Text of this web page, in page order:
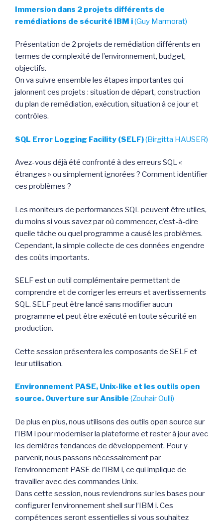
Immersion dans 2 projets différents de
remédiations de sécurité IBM i(Guy Marmorat)
Présentation de 2 projets de remédiation différents en
termes de complexité de l’environnement, budget,
objectifs.
On va suivre ensemble les étapes importantes qui
jalonnent ces projets : situation de départ, construction
du plan de remédiation, exécution, situation à ce jour et
contrôles.
SQL Error Logging Facility (SELF)(Birgitta HAUSER)
Avez-vous déjà été confronté à des erreurs SQL «
étranges » ou simplement ignorées ? Comment identifier
ces problèmes ?
Les moniteurs de performances SQL peuvent être utiles,
du moins si vous savez par où commencer, c’est-à-dire
quelle tâche ou quel programme a causé les problèmes.
Cependant, la simple collecte de ces données engendre
des coûts importants.
SELF est un outil complémentaire permettant de
comprendre et de corriger les erreurs et avertissements
SQL. SELF peut être lancé sans modifier aucun
programme et peut être exécuté en toute sécurité en
production.
Cette session présentera les composants de SELF et
leur utilisation.
Environnement PASE, Unix-like et les outils open
source. Ouverture sur Ansible (Zouhair Oulli)
De plus en plus, nous utilisons des outils open source sur
l’IBM i pour moderniser la plateforme et rester à jour avec
les dernières tendances de développement. Pour y
parvenir, nous passons nécessairement par
l’environnement PASE de l’IBM i, ce qui implique de
travailler avec des commandes Unix.
Dans cette session, nous reviendrons sur les bases pour
configurer l’environnement shell sur l’IBM i. Ces
compétences seront essentielles si vous souhaitez